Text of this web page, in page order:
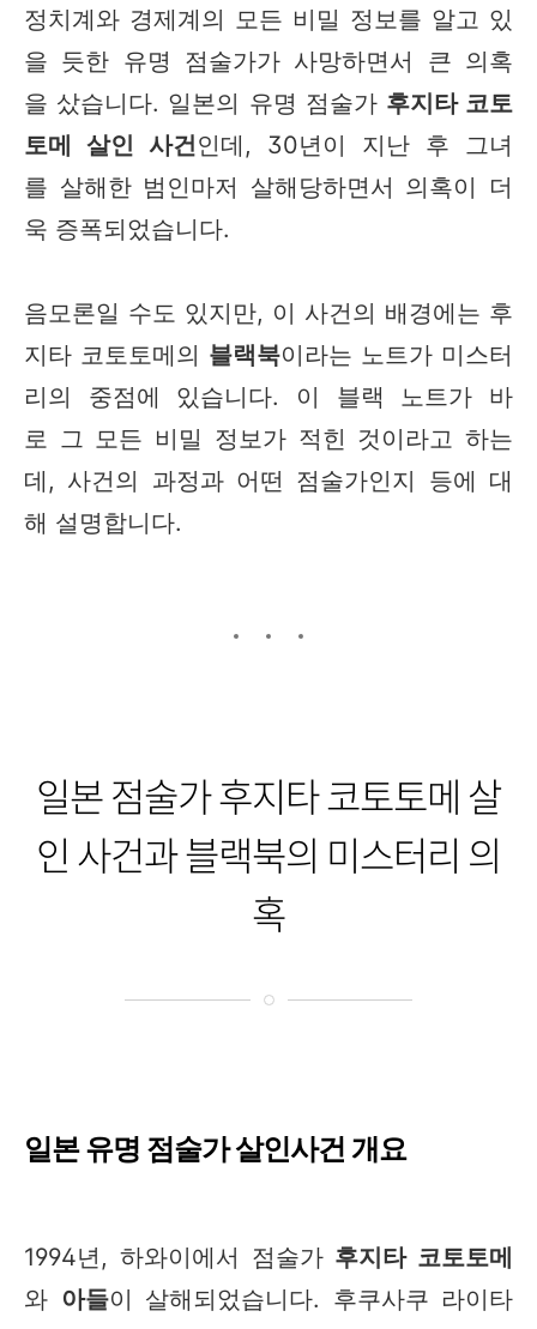
정치계와 경제계의 모든 비밀 정보를 알고 있
을 듯한 유명 점술가가 사망하면서 큰 의혹
을 샀습니다. 일본의 유명 점술가 후지타 코토
토메 살인 사건인데, 30년이 지난 후 그녀
를 살해한 범인마저 살해당하면서 의혹이 더
욱 증폭되었습니다.
음모론일 수도 있지만, 이 사건의 배경에는 후
지타 코토토메의 블랙북이라는 노트가 미스터
리의 중점에 있습니다. 이 블랙 노트가 바
로 그 모든 비밀 정보가 적힌 것이라고 하는
데, 사건의 과정과 어떤 점술가인지 등에 대
해 설명합니다.
일본 점술가 후지타 코토토메 살
인 사건과 블랙북의 미스터리 의
혹
일본 유명 점술가 살인사건 개요
1994년, 하와이에서 점술가 후지타 코토토메
와 아들이 살해되었습니다. 후쿠사쿠 라이타